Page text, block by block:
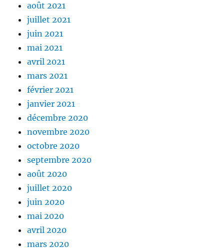
août 2021
juillet 2021
juin 2021
mai 2021
avril 2021
mars 2021
février 2021
janvier 2021
décembre 2020
novembre 2020
octobre 2020
septembre 2020
août 2020
juillet 2020
juin 2020
mai 2020
avril 2020
mars 2020